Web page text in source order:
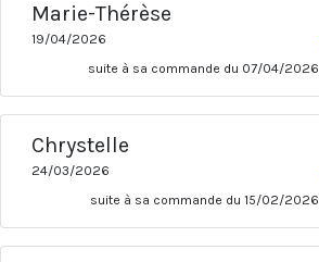
Marie-Thérèse
19/04/2026
suite à sa commande du 07/04/2026
Chrystelle
24/03/2026
suite à sa commande du 15/02/2026